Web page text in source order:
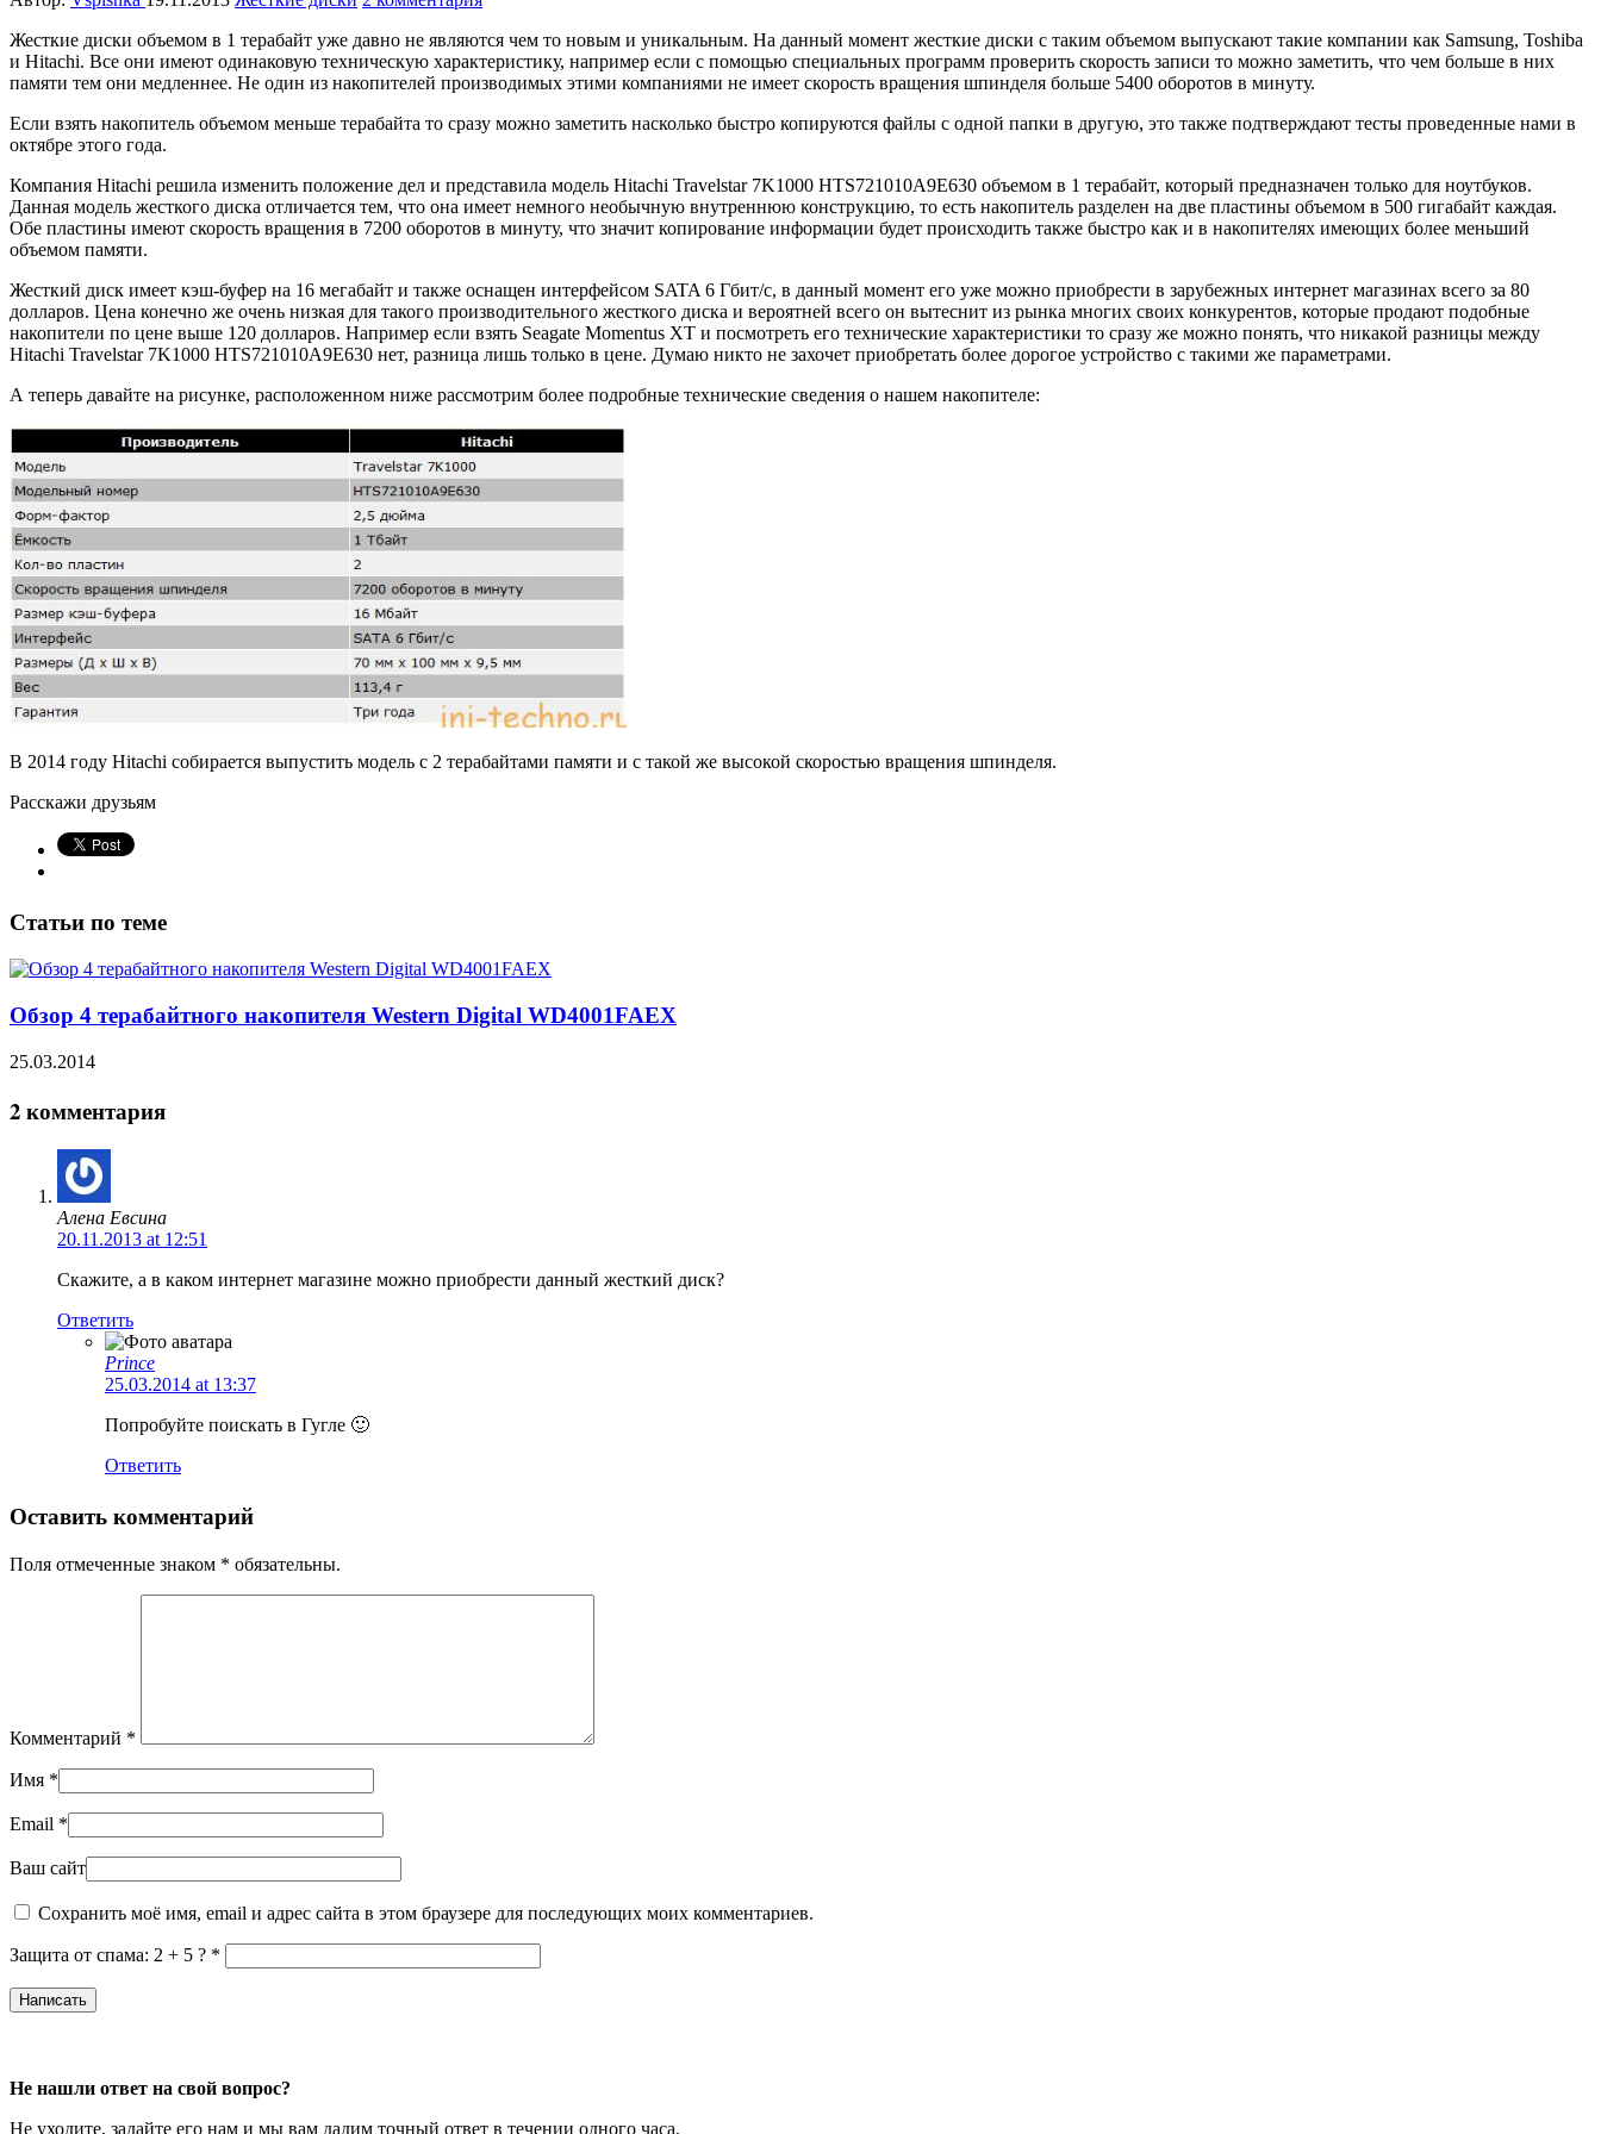
Жесткие диски объемом в 1 терабайт уже давно не являются чем то новым и уникальным. На данный момент жесткие диски с таким объемом выпускают такие компании как Samsung, Toshiba
и Hitachi. Все они имеют одинаковую техническую характеристику, например если с помощью специальных программ проверить скорость записи то можно заметить, что чем больше в них
памяти тем они медленнее. Не один из накопителей производимых этими компаниями не имеет скорость вращения шпинделя больше 5400 оборотов в минуту.
Если взять накопитель объемом меньше терабайта то сразу можно заметить насколько быстро копируются файлы с одной папки в другую, это также подтверждают тесты проведенные нами в
октябре этого года.
Компания Hitachi решила изменить положение дел и представила модель Hitachi Travelstar 7K1000 HTS721010A9E630 объемом в 1 терабайт, который предназначен только для ноутбуков.
Данная модель жесткого диска отличается тем, что она имеет немного необычную внутреннюю конструкцию, то есть накопитель разделен на две пластины объемом в 500 гигабайт каждая.
Обе пластины имеют скорость вращения в 7200 оборотов в минуту, что значит копирование информации будет происходить также быстро как и в накопителях имеющих более меньший
объемом памяти.
Жесткий диск имеет кэш-буфер на 16 мегабайт и также оснащен интерфейсом SATA 6 Гбит/с, в данный момент его уже можно приобрести в зарубежных интернет магазинах всего за 80
долларов. Цена конечно же очень низкая для такого производительного жесткого диска и вероятней всего он вытеснит из рынка многих своих конкурентов, которые продают подобные
накопители по цене выше 120 долларов. Например если взять Seagate Momentus XT и посмотреть его технические характеристики то сразу же можно понять, что никакой разницы между
Hitachi Travelstar 7K1000 HTS721010A9E630 нет, разница лишь только в цене. Думаю никто не захочет приобретать более дорогое устройство с такими же параметрами.
А теперь давайте на рисунке, расположенном ниже рассмотрим более подробные технические сведения о нашем накопителе:
В 2014 году Hitachi собирается выпустить модель с 2 терабайтами памяти и с такой же высокой скоростью вращения шпинделя.
Расскажи друзьям
Статьи по теме
Обзор 4 терабайтного накопителя Western Digital WD4001FAEX
25.03.2014
2 комментария
Алена Евсина
20.11.2013 at 12:51
Скажите, а в каком интернет магазине можно приобрести данный жесткий диск?
Ответить
Prince
25.03.2014 at 13:37
Попробуйте поискать в Гугле 🙂
Ответить
Оставить комментарий
Поля отмеченные знаком * обязательны.
Комментарий *
Имя *
Email *
Ваш сайт
Сохранить моё имя, email и адрес сайта в этом браузере для последующих моих комментариев.
Защита от спама: 2 + 5 ? *
Не нашли ответ на свой вопрос?
Не уходите, задайте его нам и мы вам дадим точный ответ в течении одного часа.